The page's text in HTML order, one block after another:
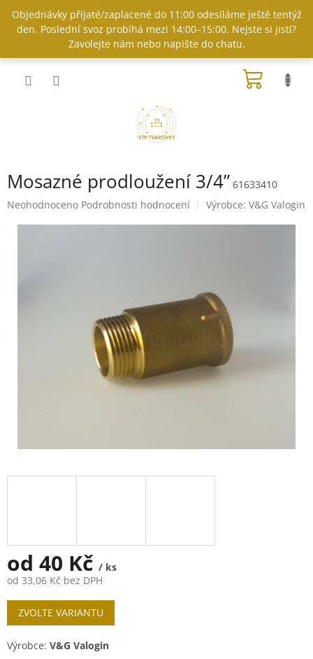
obsah
Objednávky přijaté/zaplacené do 11:00 odesíláme ještě tentýž
den. Poslední svoz probíhá mezi 14:00–15:00. Nejste si jistí?
Zavolejte nám nebo napište do chatu.
Mosazné prodloužení 3/4” 61633410
Průměrné
Neohodnoceno Podrobnosti hodnocení Výrobce: V&G Valogin
od 40 Kč / ks
od 33,06 Kč bez DPH
Měrná
cena:
ZVOLTE VARIANTU
Výrobce: V&G Valogin